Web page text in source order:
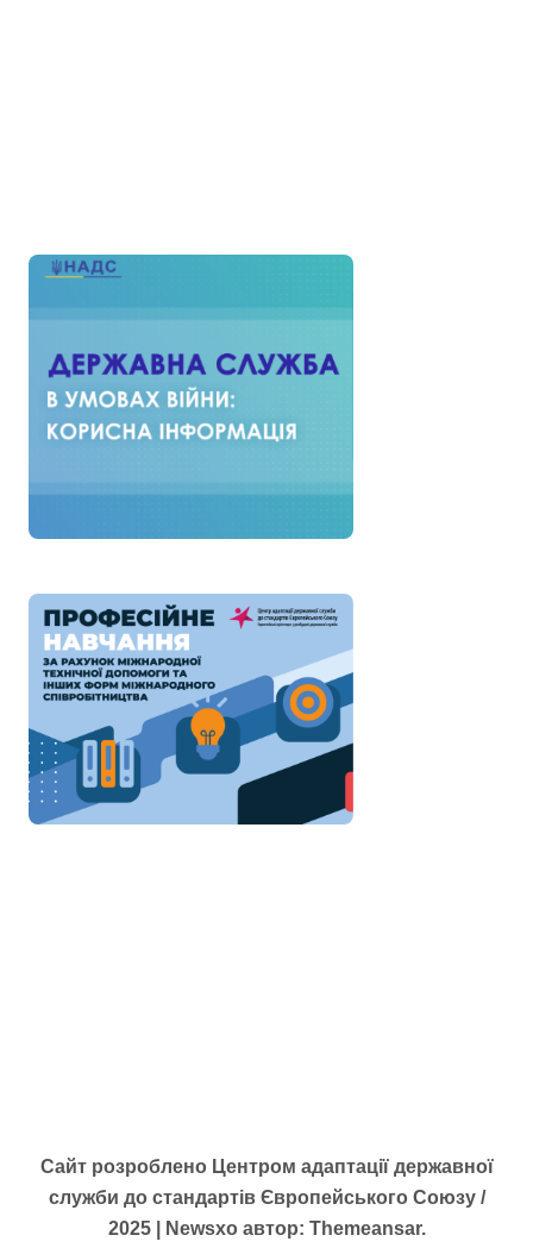
Сайт розроблено Центром адаптації державної
служби до стандартів Європейського Союзу /
2025
Newsxoавтор: Themeansar.